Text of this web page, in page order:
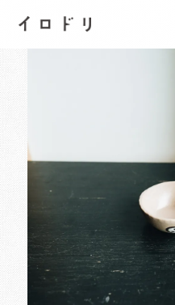
イロドリ